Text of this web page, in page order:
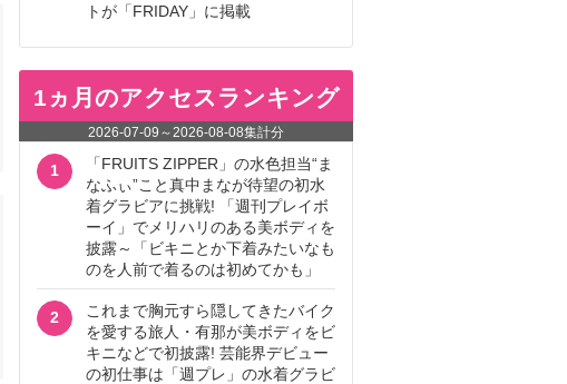
トが「FRIDAY」に掲載
1ヵ月のアクセスランキング
2026-07-09 ～2026-08-08集計分
1
「FRUITS ZIPPER」の水色担当“ま
なふぃ”こと真中まなが待望の初水
着グラビアに挑戦! 「週刊プレイボ
ーイ」でメリハリのある美ボディを
披露～「ビキニとか下着みたいなも
のを人前で着るのは初めてかも」
2
これまで胸元すら隠してきたバイク
を愛する旅人・有那が美ボディをビ
キニなどで初披露! 芸能界デビュー
の初仕事は「週プレ」の水着グラビ